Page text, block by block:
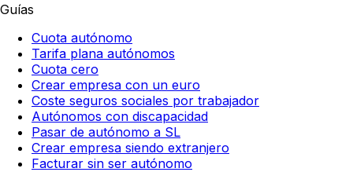
Guías
Cuota autónomo
Tarifa plana autónomos
Cuota cero
Crear empresa con un euro
Coste seguros sociales por trabajador
Autónomos con discapacidad
Pasar de autónomo a SL
Crear empresa siendo extranjero
Facturar sin ser autónomo